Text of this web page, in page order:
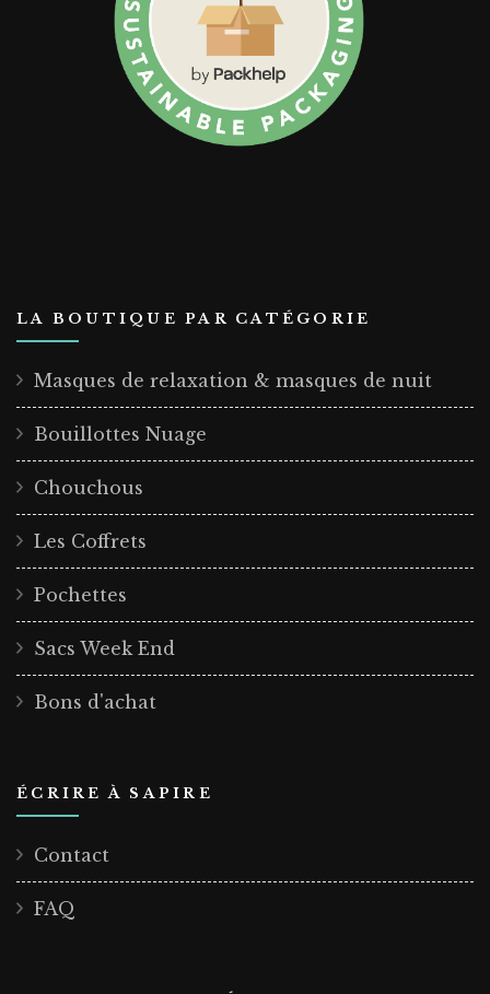
LA BOUTIQUE PAR CATÉGORIE
Masques de relaxation & masques de nuit
Bouillottes Nuage
Chouchous
Les Coffrets
Pochettes
Sacs Week End
Bons d'achat
ÉCRIRE À SAPIRE
Contact
FAQ